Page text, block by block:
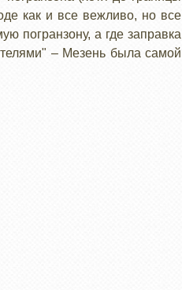
как и все вежливо, но все
погранзону, а где заправка
– Мезень была самой